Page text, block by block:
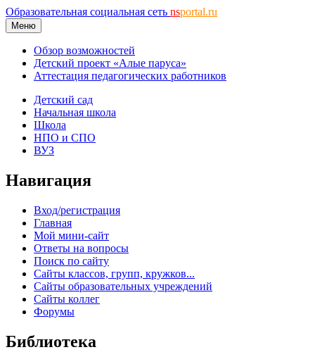
Образовательная социальная сеть nsportal.ru
Меню
Обзор возможностей
Детский проект «Алые паруса»
Аттестация педагогических работников
Детский сад
Начальная школа
Школа
НПО и СПО
ВУЗ
Навигация
Вход/регистрация
Главная
Мой мини-сайт
Ответы на вопросы
Поиск по сайту
Сайты классов, групп, кружков...
Сайты образовательных учреждений
Сайты коллег
Форумы
Библиотека